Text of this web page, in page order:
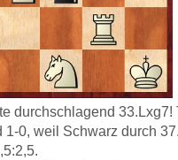
durchschlagend 33.Lxg7!
0, weil Schwarz durch